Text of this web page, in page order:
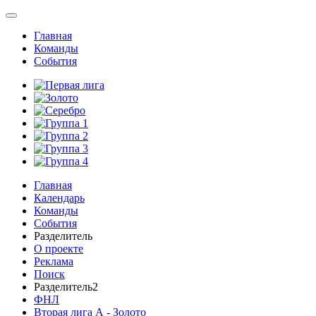
Главная
Команды
События
Главная
Календарь
Команды
События
Разделитель
О проекте
Реклама
Поиск
Разделитель2
ФНЛ
Вторая лига А - Золото